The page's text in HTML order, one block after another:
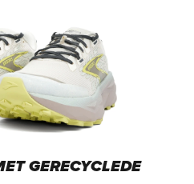
GERECYCLEDE